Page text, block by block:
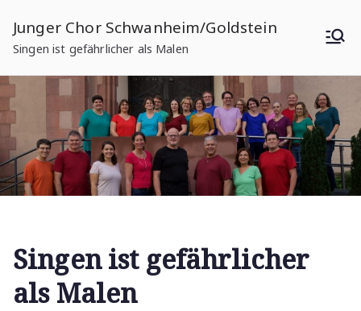
Inhalt
springen
Junger Chor Schwanheim/Goldstein
Singen ist gefährlicher als Malen
Singen ist gefährlicher
als Malen